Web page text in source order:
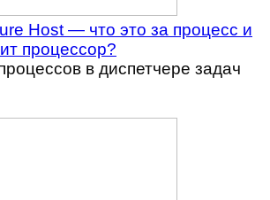
Host — что это за процесс и
процессор?
в диспетчере задач